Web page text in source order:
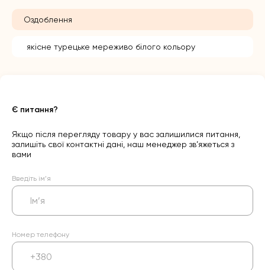
Оздоблення
якісне турецьке мереживо білого кольору
Є питання?
Якщо після перегляду товару у вас залишилися питання,
залишіть свої контактні дані, наш менеджер зв’яжеться з
вами
Введіть ім’я
Номер телефону